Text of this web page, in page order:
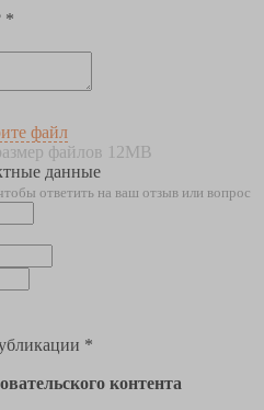
*
файл
файлов 12MB
данные
ответить на ваш отзыв или вопрос
*
контента